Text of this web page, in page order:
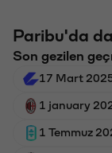
Paribu'da
Son gezilen
17 Mart
1 january
1 Temmuz